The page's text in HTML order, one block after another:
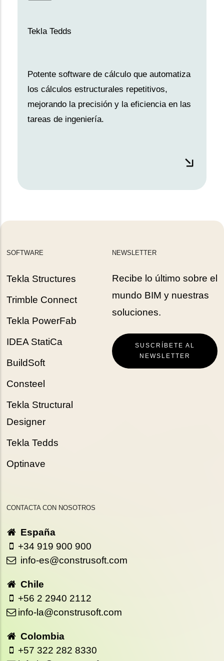
Tekla Tedds
Potente software de cálculo que automatiza
los cálculos estructurales repetitivos,
mejorando la precisión y la eficiencia en las
tareas de ingeniería.
SOFTWARE
Tekla Structures
Trimble Connect
Tekla PowerFab
IDEA StatiCa
BuildSoft
Consteel
Tekla Structural
Designer
Tekla Tedds
Optinave
NEWSLETTER
Recibe lo último sobre el
mundo BIM y nuestras
soluciones.
SUSCRÍBETE AL
NEWSLETTER
CONTACTA CON NOSOTROS
España
+34 919 900 900
info-es@construsoft.com
Chile
+56 2 2940 2112
info-la@construsoft.com
Colombia
+57 322 282 8330